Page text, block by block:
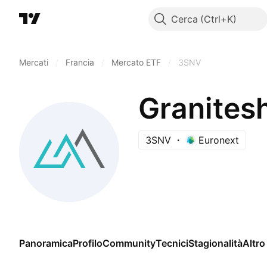
Cerca
Mercati Francia Mercato ETF 3SNV
3SNV Euronext
PanoramicaProfiloCommunityTecniciStagionalitàAltro